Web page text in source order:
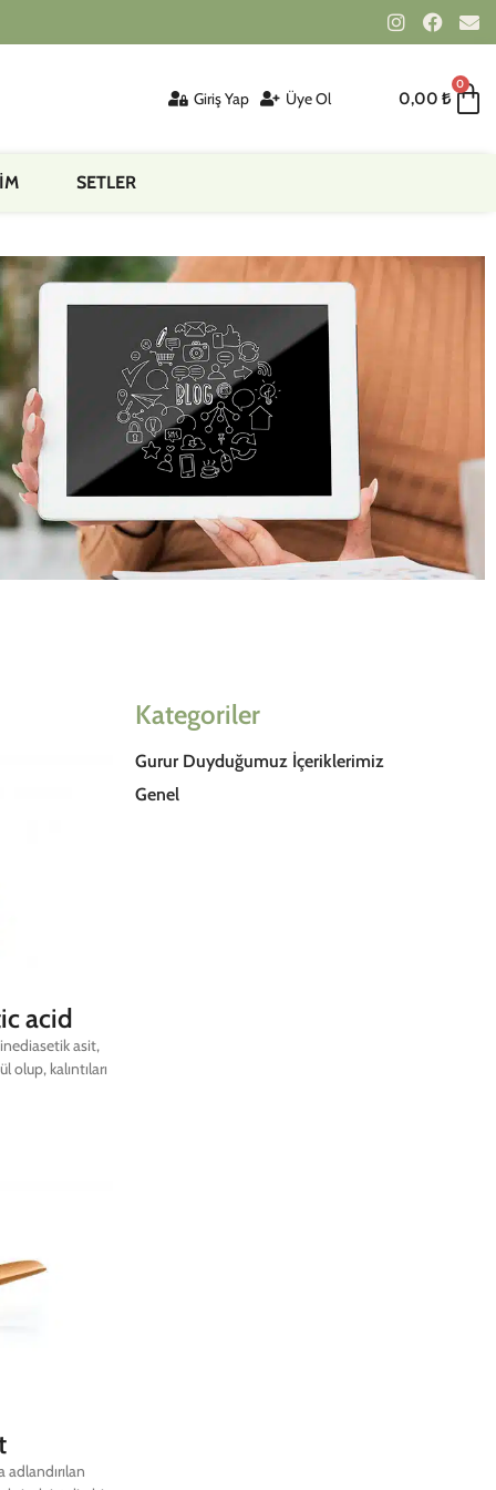
Giriş Yap Üye Ol 0,00 ₺
0
SETLER
acid
asit,
olup, kalıntıları
Kategoriler
Gurur Duyduğumuz İçeriklerimiz
Genel